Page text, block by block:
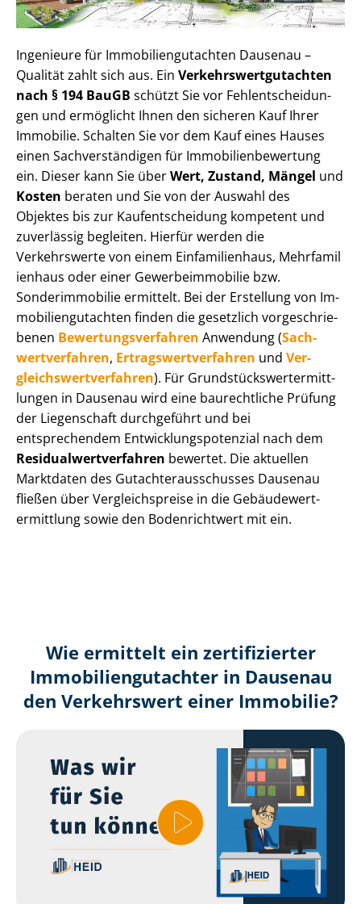
Ingenieure für Im­mo­bi­li­en­gut­ach­ten Dausenau –
Qualität zahlt sich aus. Ein Ver­kehrs­wert­gut­ach­ten
nach § 194 BauGB schützt Sie vor Fehl­ent­schei­dun­
gen und ermöglicht Ihnen den sicheren Kauf Ihrer
Immobilie. Schalten Sie vor dem Kauf eines Hauses
einen Sach­ver­stän­di­gen für Im­mo­bi­li­en­be­wer­tung
ein. Dieser kann Sie überWert, Zustand, Mängel und
Kosten beraten und Sie von der Auswahl des
Objektes bis zur Kauf­ent­schei­dung kompetent und
zuverlässig begleiten. Hierfür werden die
Verkehrswerte von einem Einfamilienhaus, Mehr­fa­mi­l
i­en­haus oder einer Ge­wer­be­im­mo­bi­lie bzw.
Sonderimmobilie ermittelt. Bei der Erstellung von Im­
mo­bi­li­en­gut­ach­ten finden die gesetzlich vor­ge­schrie­
be­nen Be­wer­tungs­ver­fah­ren Anwendung (Sach­
wert­ver­fah­ren, Er­trags­wert­ver­fah­ren und Ver­
gleichs­wert­ver­fah­ren). Für Grund­stücks­wert­ermitt­
lun­gen in Dausenau wird eine baurechtliche Prüfung
der Liegenschaft durchgeführt und bei
entsprechendem Ent­wick­lungs­po­ten­zi­al nach dem
Re­si­du­al­wert­ver­fah­ren bewertet. Die aktuellen
Marktdaten des Gut­ach­ter­aus­schus­ses Dausenau
fließen über Ver­gleichs­prei­se in die Ge­bäu­de­wert­
ermitt­lung sowie den Bodenrichtwert mit ein.
Wie ermittelt ein zertifizierter
Immobilien­gutachter in Dausenau
den Verkehrswert einer Immobilie?